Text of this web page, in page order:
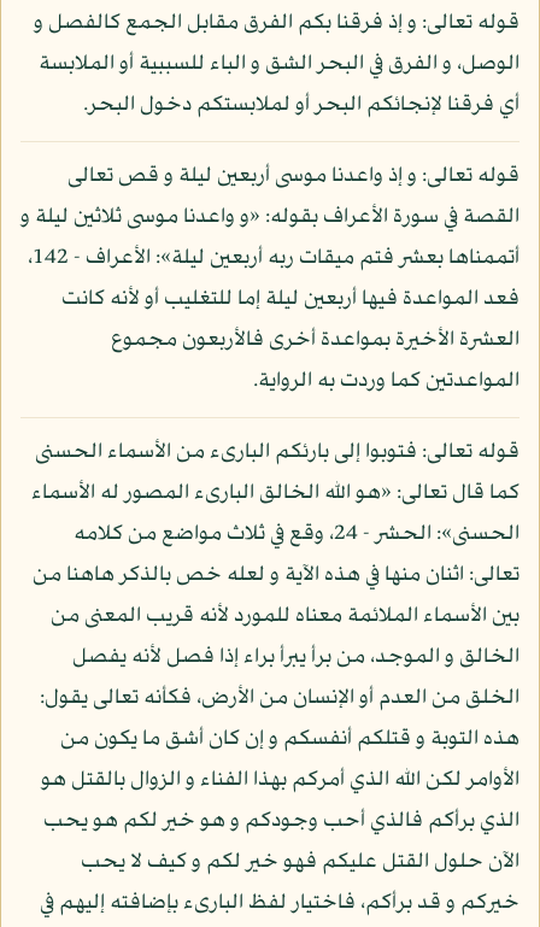
قوله تعالى: و إذ فرقنا بكم الفرق مقابل الجمع كالفصل و
الوصل، و الفرق في البحر الشق و الباء للسببية أو الملابسة
أي فرقنا لإنجائكم البحر أو لملابستكم دخول البحر.
قوله تعالى: و إذ واعدنا موسى أربعين ليلة و قص تعالى
القصة في سورة الأعراف بقوله: «و واعدنا موسى ثلاثين ليلة و
أتممناها بعشر فتم ميقات ربه أربعين ليلة»: الأعراف - 142،
فعد المواعدة فيها أربعين ليلة إما للتغليب أو لأنه كانت
العشرة الأخيرة بمواعدة أخرى فالأربعون مجموع
المواعدتين كما وردت به الرواية.
قوله تعالى: فتوبوا إلى بارئكم البارىء من الأسماء الحسنى
كما قال تعالى: «هو الله الخالق البارىء المصور له الأسماء
الحسنى»: الحشر - 24، وقع في ثلاث مواضع من كلامه
تعالى: اثنان منها في هذه الآية و لعله خص بالذكر هاهنا من
بين الأسماء الملائمة معناه للمورد لأنه قريب المعنى من
الخالق و الموجد، من برأ يبرأ براء إذا فصل لأنه يفصل
الخلق من العدم أو الإنسان من الأرض، فكأنه تعالى يقول:
هذه التوبة و قتلكم أنفسكم و إن كان أشق ما يكون من
الأوامر لكن الله الذي أمركم بهذا الفناء و الزوال بالقتل هو
الذي برأكم فالذي أحب وجودكم و هو خير لكم هو يحب
الآن حلول القتل عليكم فهو خير لكم و كيف لا يحب
خيركم و قد برأكم، فاختيار لفظ البارىء بإضافته إليهم في